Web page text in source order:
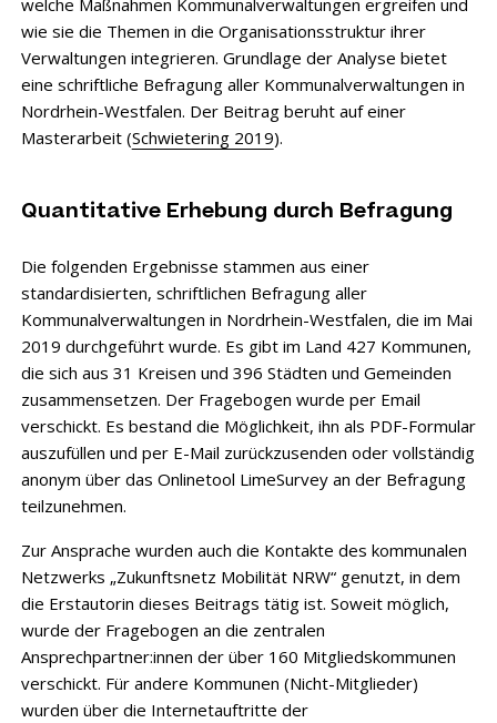
wie sie die Themen in die Organisationsstruktur ihrer
Verwaltungen integrieren. Grundlage der Analyse bietet
eine schriftliche Befragung aller Kommunalverwaltungen in
Nordrhein-Westfalen. Der Beitrag beruht auf einer
Masterarbeit (Schwietering 2019).
Quantitative Erhebung durch Befragung
Die folgenden Ergebnisse stammen aus einer
standardisierten, schriftlichen Befragung aller
Kommunalverwaltungen in Nordrhein-Westfalen, die im Mai
2019 durchgeführt wurde. Es gibt im Land 427 Kommunen,
die sich aus 31 Kreisen und 396 Städten und Gemeinden
zusammensetzen. Der Fragebogen wurde per Email
verschickt. Es bestand die Möglichkeit, ihn als PDF-Formular
auszufüllen und per E-Mail zurückzusenden oder vollständig
anonym über das Onlinetool LimeSurvey an der Befragung
teilzunehmen.
Zur Ansprache wurden auch die Kontakte des kommunalen
Netzwerks „Zukunftsnetz Mobilität NRW“ genutzt, in dem
die Erstautorin dieses Beitrags tätig ist. Soweit möglich,
wurde der Fragebogen an die zentralen
Ansprechpartner:innen der über 160 Mitgliedskommunen
verschickt. Für andere Kommunen (Nicht-Mitglieder)
wurden über die Internet­auftritte der